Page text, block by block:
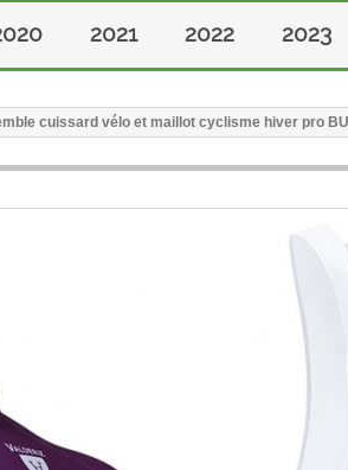
2021 2022 2023
cuissard vélo et maillot cyclisme hiver pro